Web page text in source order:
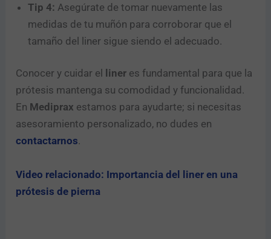
Tip 4: Asegúrate de tomar nuevamente las
medidas de tu muñón para corroborar que el
tamaño del liner sigue siendo el adecuado.
Conocer y cuidar el liner es fundamental para que la
prótesis mantenga su comodidad y funcionalidad.
En Mediprax estamos para ayudarte; si necesitas
asesoramiento personalizado, no dudes en
contactarnos.
Video relacionado: Importancia del liner en una
prótesis de pierna